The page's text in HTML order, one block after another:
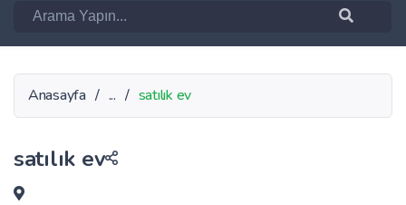
Anasayfa / ... / satılık ev
satılık ev